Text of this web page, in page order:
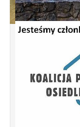
Spotkanie
Kociewska,